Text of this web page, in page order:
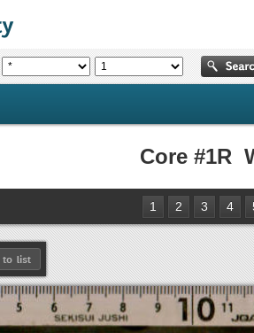
Core #1R
1 2 3 4